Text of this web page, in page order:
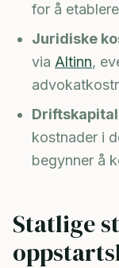
for å
Juridiske
via Altinn,
kostnader i
begynner å
Statlige